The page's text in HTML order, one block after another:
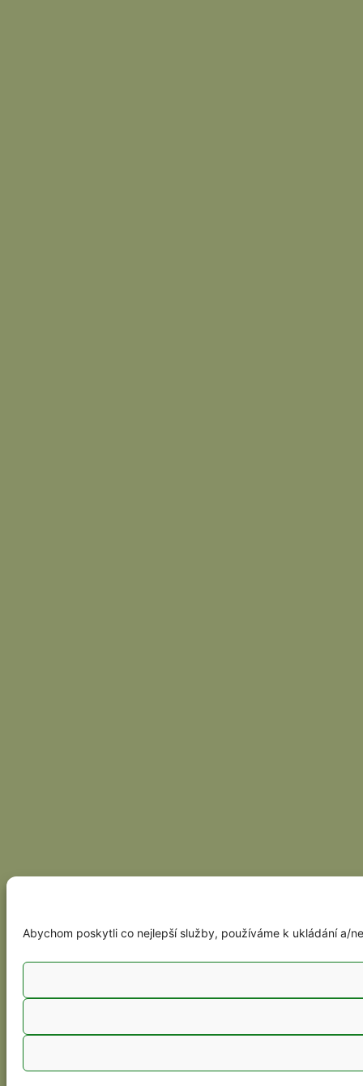
Abychom poskytli co nejlepší služby, používáme k ukládání a/